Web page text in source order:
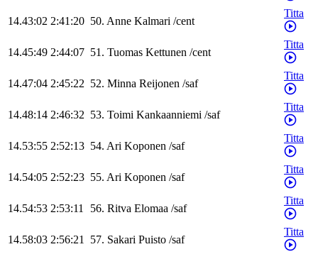
14.43:02 2:41:20 50. Anne Kalmari /cent
Titta
14.45:49 2:44:07 51. Tuomas Kettunen /cent
Titta
14.47:04 2:45:22 52. Minna Reijonen /saf
Titta
14.48:14 2:46:32 53. Toimi Kankaanniemi /saf
Titta
14.53:55 2:52:13 54. Ari Koponen /saf
Titta
14.54:05 2:52:23 55. Ari Koponen /saf
Titta
14.54:53 2:53:11 56. Ritva Elomaa /saf
Titta
14.58:03 2:56:21 57. Sakari Puisto /saf
Titta